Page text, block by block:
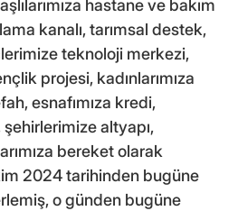
hastane ve bakım
kanalı, tarımsal destek,
teknoloji merkezi,
projesi, kadınlarımıza
esnafımıza kredi,
altyapı,
bereket olarak
2024 tarihinden bugüne
o günden bugüne